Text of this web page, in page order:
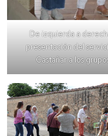
De izquierda a
presentación del
Castañar a los